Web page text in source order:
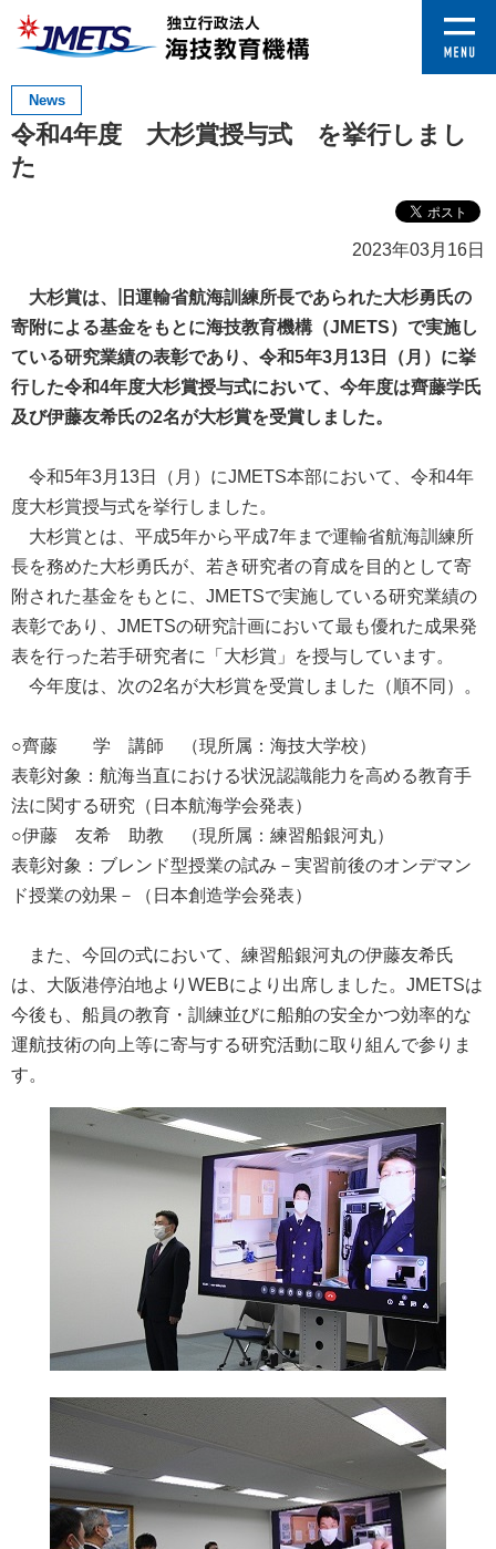
News
令和4年度 大杉賞授与式 を挙行しまし
た
2023年03月16日
大杉賞は、旧運輸省航海訓練所長であられた大杉勇氏の
寄附による基金をもとに海技教育機構（JMETS）で実施し
ている研究業績の表彰であり、令和5年3月13日（月）に挙
行した令和4年度大杉賞授与式において、今年度は齊藤学氏
及び伊藤友希氏の2名が大杉賞を受賞しました。
令和5年3月13日（月）にJMETS本部において、令和4年
度大杉賞授与式を挙行しました。
大杉賞とは、平成5年から平成7年まで運輸省航海訓練所
長を務めた大杉勇氏が、若き研究者の育成を目的として寄
附された基金をもとに、JMETSで実施している研究業績の
表彰であり、JMETSの研究計画において最も優れた成果発
表を行った若手研究者に「大杉賞」を授与しています。
今年度は、次の2名が大杉賞を受賞しました（順不同）。
○齊藤 学 講師 （現所属：海技大学校）
表彰対象：航海当直における状況認識能力を高める教育手
法に関する研究（日本航海学会発表）
○伊藤 友希 助教 （現所属：練習船銀河丸）
表彰対象：ブレンド型授業の試み－実習前後のオンデマン
ド授業の効果－（日本創造学会発表）
また、今回の式において、練習船銀河丸の伊藤友希氏
は、大阪港停泊地よりWEBにより出席しました。JMETSは
今後も、船員の教育・訓練並びに船舶の安全かつ効率的な
運航技術の向上等に寄与する研究活動に取り組んで参りま
す。